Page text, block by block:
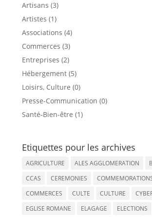
Artisans (3)
Artistes (1)
Associations (4)
Commerces (3)
Entreprises (2)
Hébergement (5)
Loisirs, Culture (0)
Presse-Communication (0)
Santé-Bien-être (1)
Etiquettes pour les archives
AGRICULTURE ALES AGGLOMERATION
CCAS
CEREMONIES
COMMERCES
CULTE CULTURE
EGLISE ROMANE
ELAGAGE
ELECTIONS